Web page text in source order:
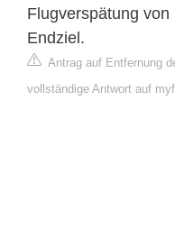
Flugverspätung
Endziel.
Antrag auf Entfernung
vollständige Antwort auf